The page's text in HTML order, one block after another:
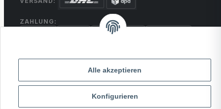
Alle akzeptieren
Konfigurieren
ZAHLUNG:
MasterCard
* Alle Preise inkl. gesetzlicher USt., zzgl.
© 2026 MCTRADE24. Alle Rechte vorbehalten.